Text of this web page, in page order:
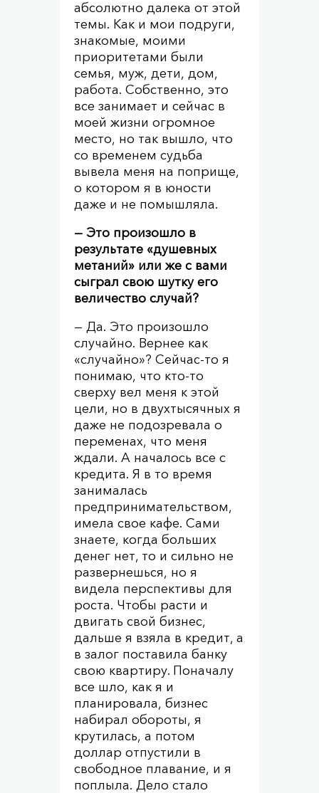
абсолютно далека от этой
темы. Как и мои подруги,
знакомые, моими
приоритетами были
семья, муж, дети, дом,
работа. Собственно, это
все занимает и сейчас в
моей жизни огромное
место, но так вышло, что
со временем судьба
вывела меня на поприще,
о котором я в юности
даже и не помышляла.
— Это произошло в
результате «душевных
метаний» или же с вами
сыграл свою шутку его
величество случай?
— Да. Это произошло
случайно. Вернее как
«случайно»? Сейчас-то я
понимаю, что кто-то
сверху вел меня к этой
цели, но в двухтысячных я
даже не подозревала о
переменах, что меня
ждали. А началось все с
кредита. Я в то время
занималась
предпринимательством,
имела свое кафе. Сами
знаете, когда больших
денег нет, то и сильно не
развернешься, но я
видела перспективы для
роста. Чтобы расти и
двигать свой бизнес,
дальше я взяла в кредит, а
в залог поставила банку
свою квартиру. Поначалу
все шло, как я и
планировала, бизнес
набирал обороты, я
крутилась, а потом
доллар отпустили в
свободное плавание, и я
поплыла. Дело стало